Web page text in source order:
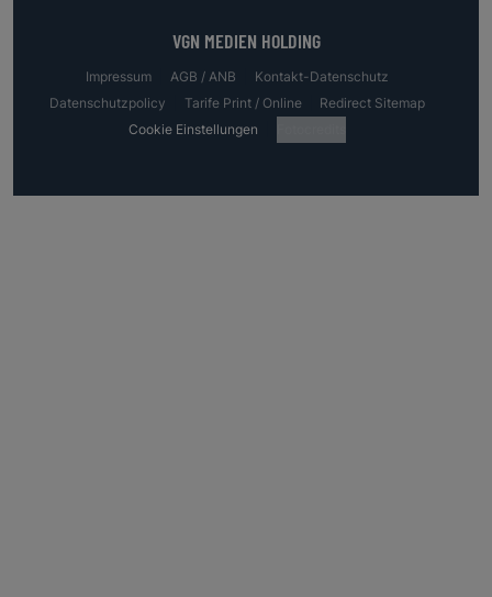
VGN MEDIEN HOLDING
Impressum AGB / ANB
Kontakt-Datenschutz
Datenschutzpolicy
Tarife Print / Online
Redirect Sitemap
Cookie Einstellungen